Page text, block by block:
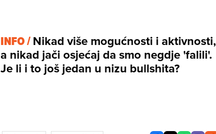
INFO /Nikad više mogućnosti i aktivnosti,
a nikad jači osjećaj da smo negdje 'falili'.
Je li i to još jedan u nizu bullshita?